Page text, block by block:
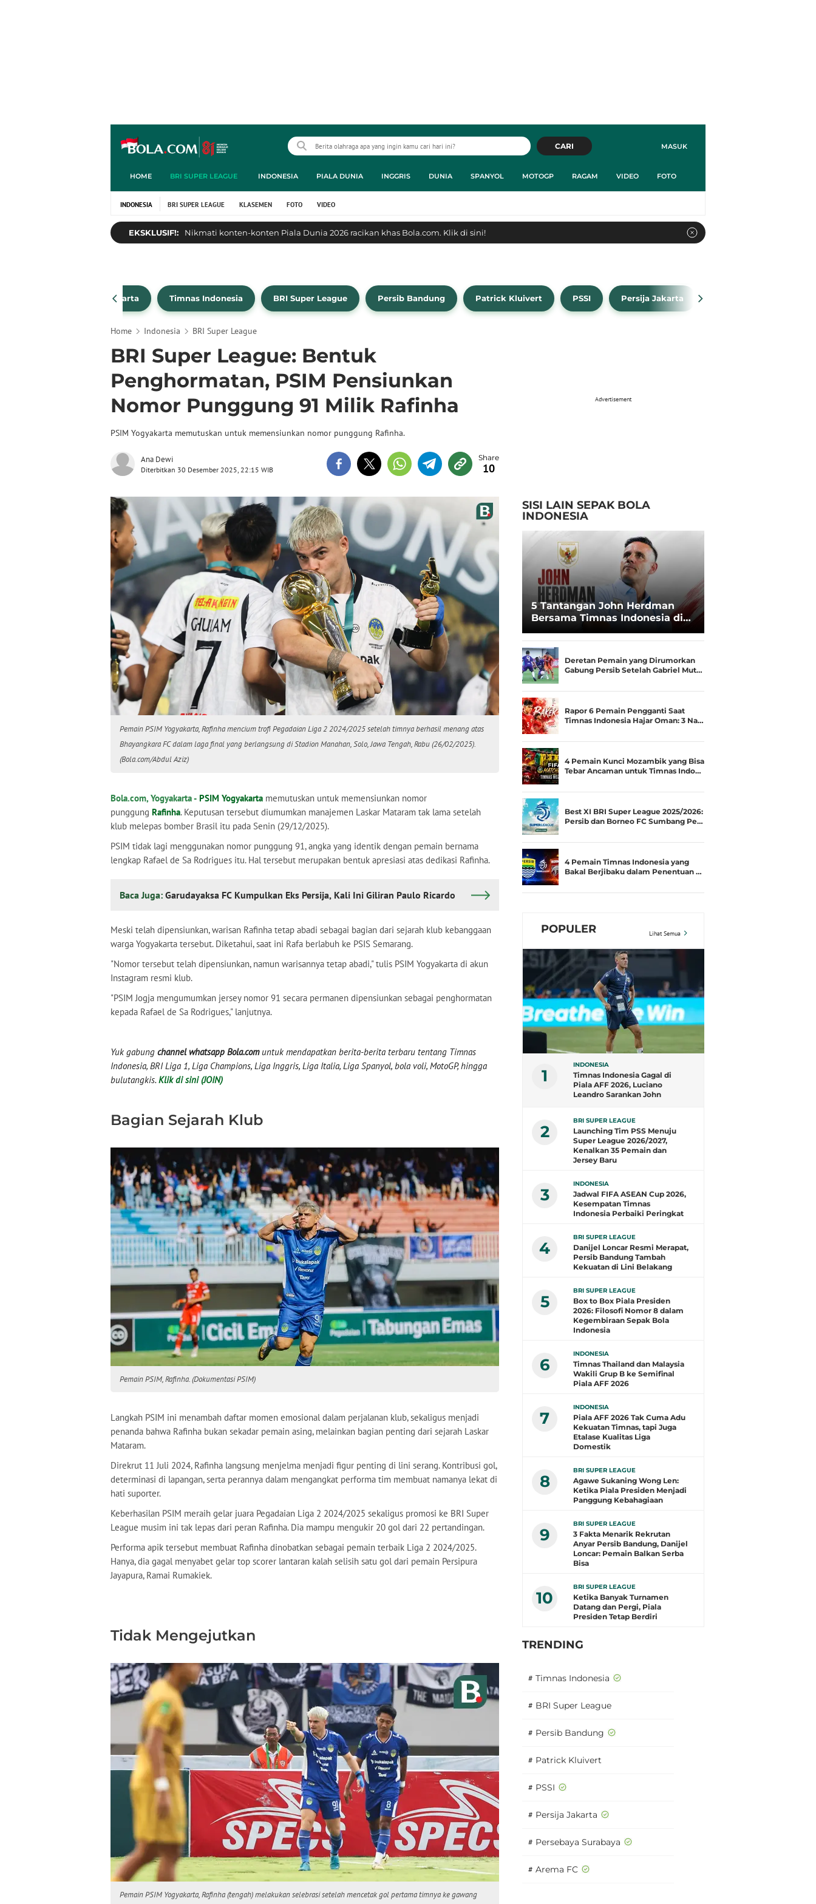
MASUK
CARI
HOME BRI SUPER LEAGUE INDONESIA PIALA DUNIA INGGRIS DUNIA SPANYOL MOTOGP RAGAM VIDEO FOTO
INDONESIA BRI SUPER LEAGUE KLASEMEN FOTO VIDEO
EKSKLUSIF!: Nikmati konten-konten Piala Dunia 2026 racikan khas Bola.com. Klik di sini!
Persija Jakarta Timnas Indonesia BRI Super League Persib Bandung Patrick Kluivert PSSI Persija Jakarta
Home Indonesia BRI Super League
BRI Super League: Bentuk
Penghormatan, PSIM Pensiunkan
Nomor Punggung 91 Milik Rafinha
PSIM Yogyakarta memutuskan untuk memensiunkan nomor punggung Rafinha.
Ana Dewi
Diterbitkan 30 Desember 2025, 22:15 WIB 10
Pemain PSIM Yogyakarta, Rafinha mencium trofi Pegadaian Liga 2 2024/2025 setelah timnya berhasil menang atas
Bhayangkara FC dalam laga final yang berlangsung di Stadion Manahan, Solo, Jawa Tengah, Rabu (26/02/2025).
(Bola.com/Abdul Aziz)
Bola.com, Yogyakarta - PSIM Yogyakarta memutuskan untuk memensiunkan nomor
punggung Rafinha. Keputusan tersebut diumumkan manajemen Laskar Mataram tak lama setelah
klub melepas bomber Brasil itu pada Senin (29/12/2025).
PSIM tidak lagi menggunakan nomor punggung 91, angka yang identik dengan pemain bernama
lengkap Rafael de Sa Rodrigues itu. Hal tersebut merupakan bentuk apresiasi atas dedikasi Rafinha.
Baca Juga: Garudayaksa FC Kumpulkan Eks Persija, Kali Ini Giliran Paulo Ricardo
Meski telah dipensiunkan, warisan Rafinha tetap abadi sebagai bagian dari sejarah klub kebanggaan
warga Yogyakarta tersebut. Diketahui, saat ini Rafa berlabuh ke PSIS Semarang.
"Nomor tersebut telah dipensiunkan, namun warisannya tetap abadi," tulis PSIM Yogyakarta di akun
Instagram resmi klub.
"PSIM Jogja mengumumkan jersey nomor 91 secara permanen dipensiunkan sebagai penghormatan
kepada Rafael de Sa Rodrigues," lanjutnya.
Yuk gabung channel whatsapp Bola.comuntuk mendapatkan berita-berita terbaru tentang Timnas
Indonesia, BRI Liga 1, Liga Champions, Liga Inggris, Liga Italia, Liga Spanyol, bola voli, MotoGP, hingga
bulutangkis. Klik di sini (JOIN)
Bagian Sejarah Klub
Pemain PSIM, Rafinha. (Dokumentasi PSIM)
Langkah PSIM ini menambah daftar momen emosional dalam perjalanan klub, sekaligus menjadi
penanda bahwa Rafinha bukan sekadar pemain asing, melainkan bagian penting dari sejarah Laskar
Mataram.
Direkrut 11 Juli 2024, Rafinha langsung menjelma menjadi figur penting di lini serang. Kontribusi gol,
determinasi di lapangan, serta perannya dalam mengangkat performa tim membuat namanya lekat di
hati suporter.
Keberhasilan PSIM meraih gelar juara Pegadaian Liga 2 2024/2025 sekaligus promosi ke BRI Super
League musim ini tak lepas dari peran Rafinha. Dia mampu mengukir 20 gol dari 22 pertandingan.
Performa apik tersebut membuat Rafinha dinobatkan sebagai pemain terbaik Liga 2 2024/2025.
Hanya, dia gagal menyabet gelar top scorer lantaran kalah selisih satu gol dari pemain Persipura
Jayapura, Ramai Rumakiek.
Tidak Mengejutkan
Pemain PSIM Yogyakarta, Rafinha (tengah) melakukan selebrasi setelah mencetak gol pertama timnya ke gawang
Advertisement
SISI LAIN SEPAK BOLA
INDONESIA
5 Tantangan John Herdman
Bersama Timnas Indonesia di
Spesialis Runner-up Menjadi
Juara
Deretan Pemain yang Dirumorkan
Gabung Persib Setelah Gabriel Mut…
Rapor 6 Pemain Pengganti Saat
Timnas Indonesia Hajar Oman: 3 Na…
4 Pemain Kunci Mozambik yang Bisa
Tebar Ancaman untuk Timnas Indo…
Best XI BRI Super League 2025/2026:
Persib dan Borneo FC Sumbang Pe…
4 Pemain Timnas Indonesia yang
Bakal Berjibaku dalam Penentuan …
POPULER Lihat Semua
1
INDONESIA
Timnas Indonesia Gagal di
Piala AFF 2026, Luciano
Leandro Sarankan John
2
BRI SUPER LEAGUE
Launching Tim PSS Menuju
Super League 2026/2027,
Kenalkan 35 Pemain dan
Jersey Baru
3
INDONESIA
Jadwal FIFA ASEAN Cup 2026,
Kesempatan Timnas
Indonesia Perbaiki Peringkat
4
BRI SUPER LEAGUE
Danijel Loncar Resmi Merapat,
Persib Bandung Tambah
Kekuatan di Lini Belakang
5
BRI SUPER LEAGUE
Box to Box Piala Presiden
2026: Filosofi Nomor 8 dalam
Kegembiraan Sepak Bola
Indonesia
6
INDONESIA
Timnas Thailand dan Malaysia
Wakili Grup B ke Semifinal
Piala AFF 2026
7
INDONESIA
Piala AFF 2026 Tak Cuma Adu
Kekuatan Timnas, tapi Juga
Etalase Kualitas Liga
Domestik
8
BRI SUPER LEAGUE
Agawe Sukaning Wong Len:
Ketika Piala Presiden Menjadi
Panggung Kebahagiaan
9
BRI SUPER LEAGUE
3 Fakta Menarik Rekrutan
Anyar Persib Bandung, Danijel
Loncar: Pemain Balkan Serba
Bisa
10
BRI SUPER LEAGUE
Ketika Banyak Turnamen
Datang dan Pergi, Piala
Presiden Tetap Berdiri
TRENDING
# Timnas Indonesia
# BRI Super League
# Persib Bandung
# Patrick Kluivert
# PSSI
# Persija Jakarta
# Persebaya Surabaya
# Arema FC